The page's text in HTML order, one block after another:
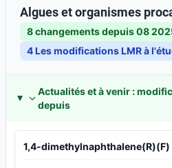
Algues et organismes
8 changements depuis08
4Les modifications LMR à
Actualités et à venir :
depuis
1,4-dimethylnaphthalene(R)(F)